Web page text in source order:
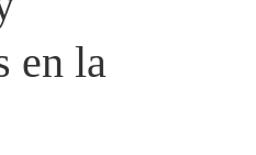
en la